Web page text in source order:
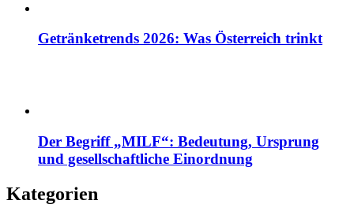
Getränketrends 2026: Was Österreich trinkt
Der Begriff „MILF“: Bedeutung, Ursprung
und gesellschaftliche Einordnung
Kategorien